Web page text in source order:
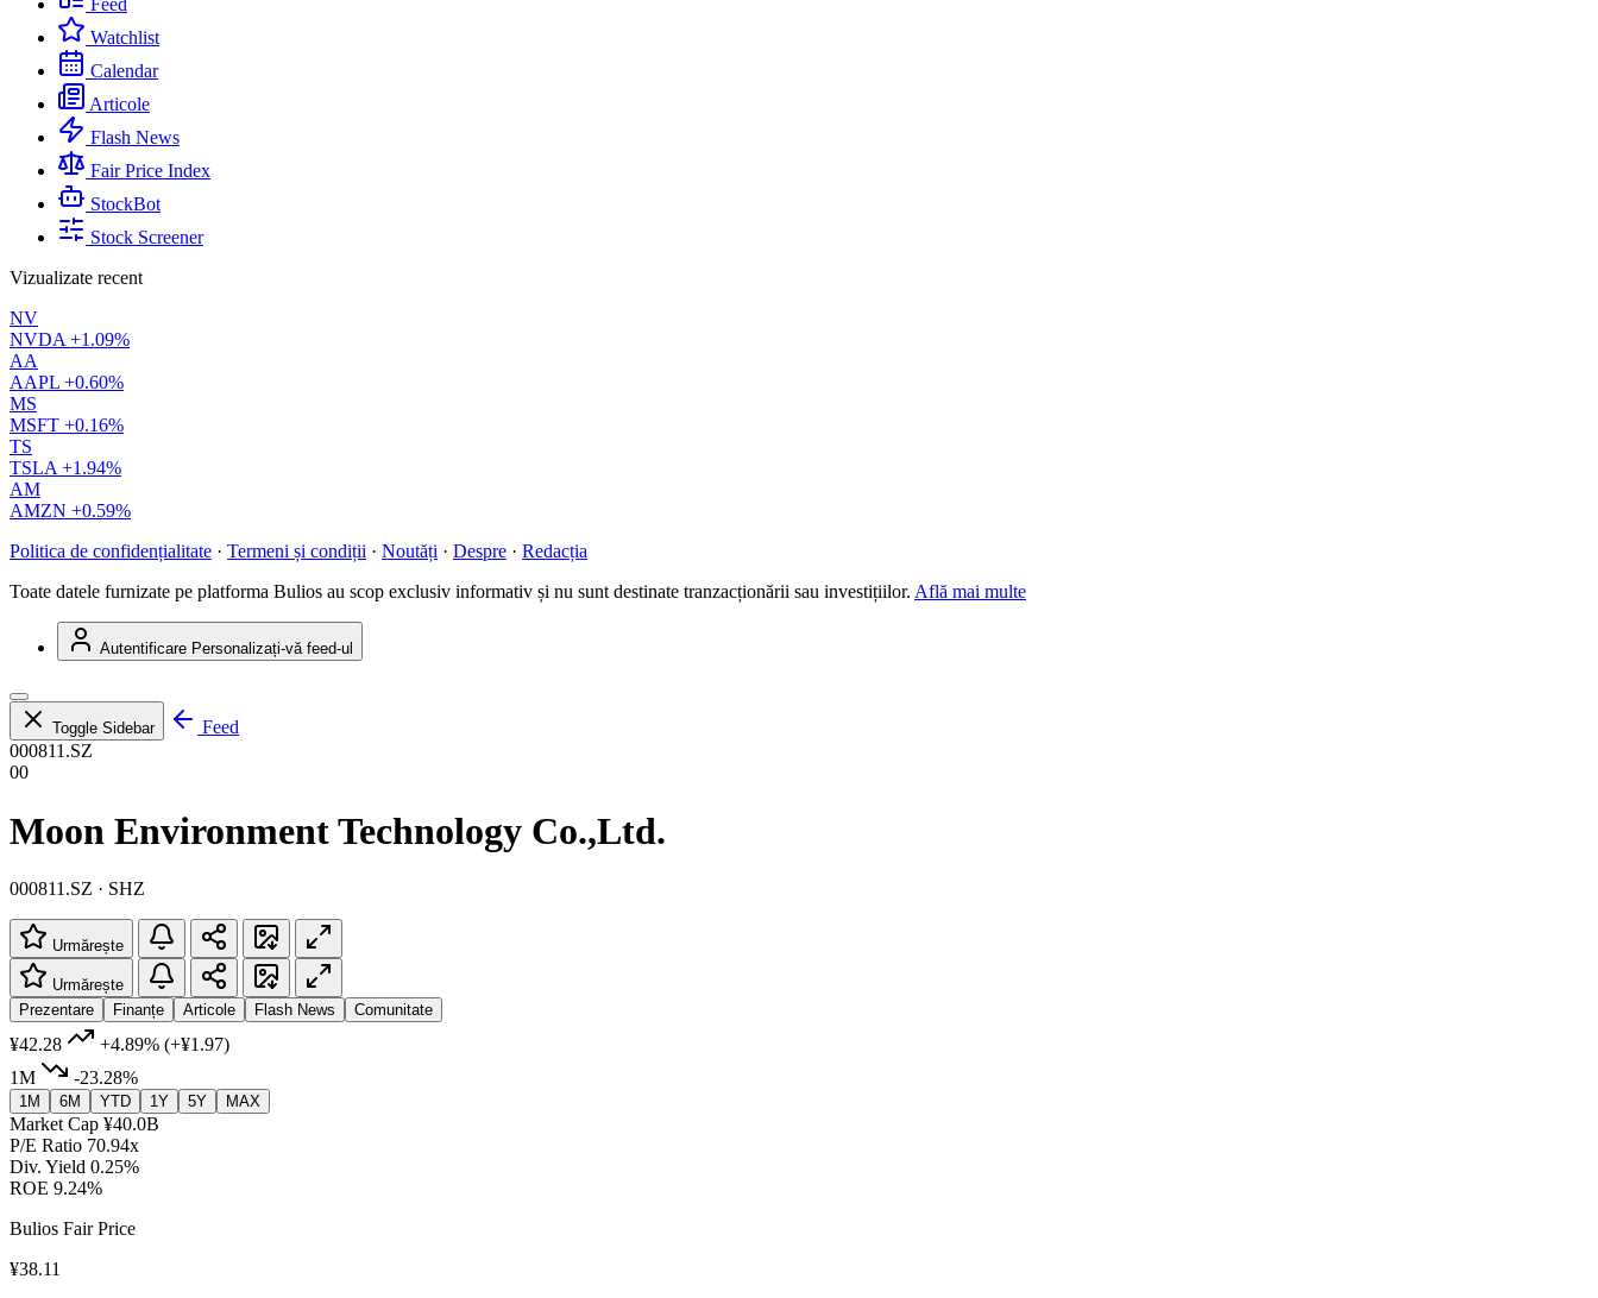
Feed
Watchlist
Calendar
Articole
Flash News
Fair Price Index
StockBot
Stock Screener
Vizualizate recent
NV
NVDA +1.09%
AA
AAPL +0.60%
MS
MSFT +0.16%
TS
TSLA +1.94%
AM
AMZN +0.59%
Politica de confidențialitate · Termeni și condiții · Noutăți · Despre · Redacția
Toate datele furnizate pe platforma Bulios au scop exclusiv informativ și nu sunt destinate tranzacționării sau investițiilor. Află mai multe
Autentificare Personalizați-vă feed-ul
Toggle Sidebar
Feed
000811.SZ
00
Moon Environment Technology Co.,Ltd.
000811.SZ · SHZ
Urmărește
Urmărește
Prezentare
Finanțe Articole Flash News Comunitate
¥42.28 +4.89% (+¥1.97)
1M
-23.28%
1M 6M YTD 1Y 5Y MAX
Market Cap ¥40.0B
P/E Ratio 70.94x
Div. Yield 0.25%
ROE 9.24%
Bulios Fair Price
¥38.11